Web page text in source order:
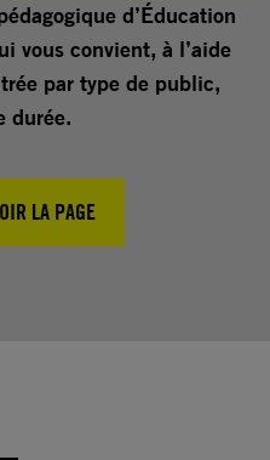
d’Éducation
vous convient, à l’aide
par type de public,
durée.
LA PAGE